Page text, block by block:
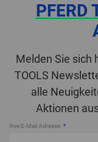
PFERD
Melden Sie sich
TOOLS
alle
Aktionen
Ihre E-Mail Adresse